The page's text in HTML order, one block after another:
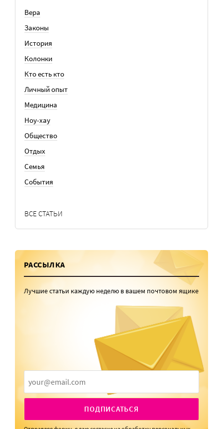
Вера
Законы
История
Колонки
Кто есть кто
Личный опыт
Медицина
Ноу-хау
Общество
Отдых
Семья
События
ВСЕ СТАТЬИ
РАССЫЛКА
Лучшие статьи каждую неделю в вашем почтовом ящике
ПОДПИСАТЬСЯ